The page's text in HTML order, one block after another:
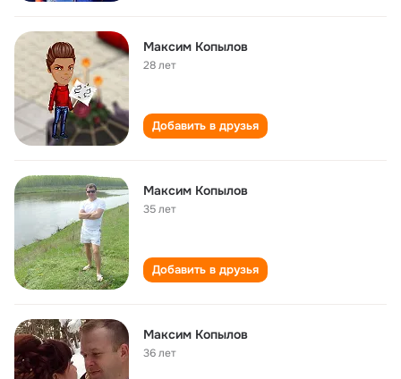
Максим Копылов
28 лет
Добавить в друзья
Максим Копылов
35 лет
Добавить в друзья
Максим Копылов
36 лет